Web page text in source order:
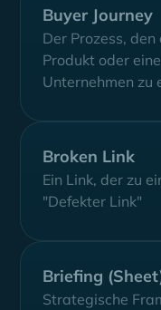
Buyer Journey
Der Prozess,
Produkt oder
Unternehmen zu
Broken Link
Ein Link, der zu
"Defekter Link"
Briefing
Strategische